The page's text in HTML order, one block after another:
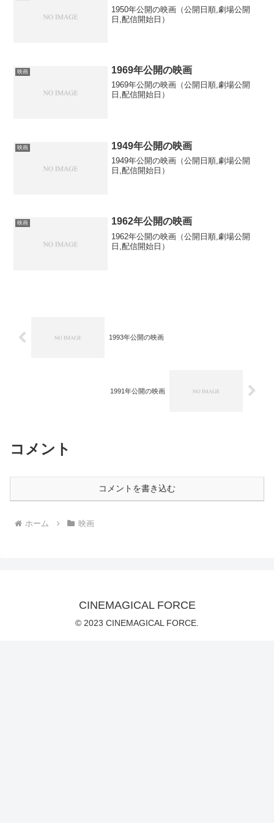
1950年公開の映画（公開日順,劇場公開
日,配信開始日）
映画 1969年公開の映画
1969年公開の映画（公開日順,劇場公開
日,配信開始日）
映画 1949年公開の映画
1949年公開の映画（公開日順,劇場公開
日,配信開始日）
映画 1962年公開の映画
1962年公開の映画（公開日順,劇場公開
日,配信開始日）
1993年公開の映画
1991年公開の映画
コメント
コメントを書き込む
ホーム 映画
CINEMAGICAL FORCE
© 2023 CINEMAGICAL FORCE.